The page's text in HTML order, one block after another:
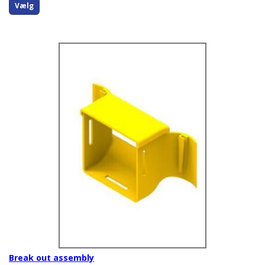
Vælg
Break out assembly